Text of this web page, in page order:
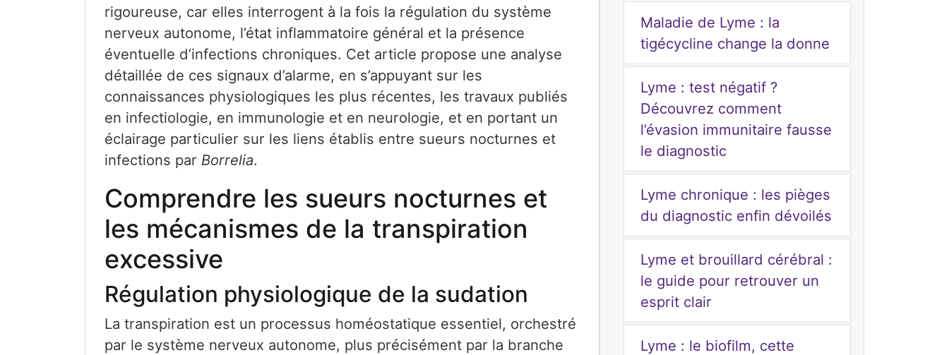
rigoureuse, car elles interrogent à la fois la régulation du système
nerveux autonome, l’état inflammatoire général et la présence
éventuelle d’infections chroniques. Cet article propose une analyse
détaillée de ces signaux d’alarme, en s’appuyant sur les
connaissances physiologiques les plus récentes, les travaux publiés
en infectiologie, en immunologie et en neurologie, et en portant un
éclairage particulier sur les liens établis entre sueurs nocturnes et
infections par Borrelia.
Comprendre les sueurs nocturnes et
les mécanismes de la transpiration
excessive
Régulation physiologique de la sudation
La transpiration est un processus homéostatique essentiel, orchestré
par le système nerveux autonome, plus précisément par la branche
Maladie de Lyme : la
tigécycline change la donne
Lyme : test négatif ?
Découvrez comment
l’évasion immunitaire fausse
le diagnostic
Lyme chronique : les pièges
du diagnostic enfin dévoilés
Lyme et brouillard cérébral :
le guide pour retrouver un
esprit clair
Lyme : le biofilm, cette